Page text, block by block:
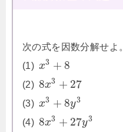
次の式を因数分解せよ。
(1) x3 + 8
(2) 8x3 + 27
(3) x3 + 8y3
(4) 8x3 + 27y3